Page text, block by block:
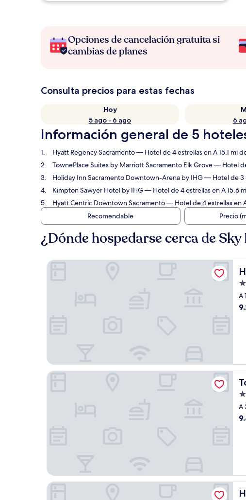
Opciones de cancelación gratuita si
cambias de planes
Consulta precios para estas fechas
Hoy
5 ago - 6 ago
6
Información general de 5
Hyatt Regency Sacramento— Hotel de 4 estrellas en A 15.1 mi
TownePlace Suites by Marriott Sacramento Elk Grove— Hotel
Holiday Inn Sacramento Downtown-Arena by IHG— Hotel de 3
Kimpton Sawyer Hotel by IHG— Hotel de 4 estrellas en A 15.6
Hyatt Centric Downtown Sacramento— Hotel de 4 estrellas en
Recomendable
Precio
¿Dónde hospedarse cerca de Sky
de
A
Hyatt Regency Sacramento
A
TownePlace Suites by Marriott Sacramento Elk Grove
Holiday Inn Sacramento Downtown-Arena by IHG